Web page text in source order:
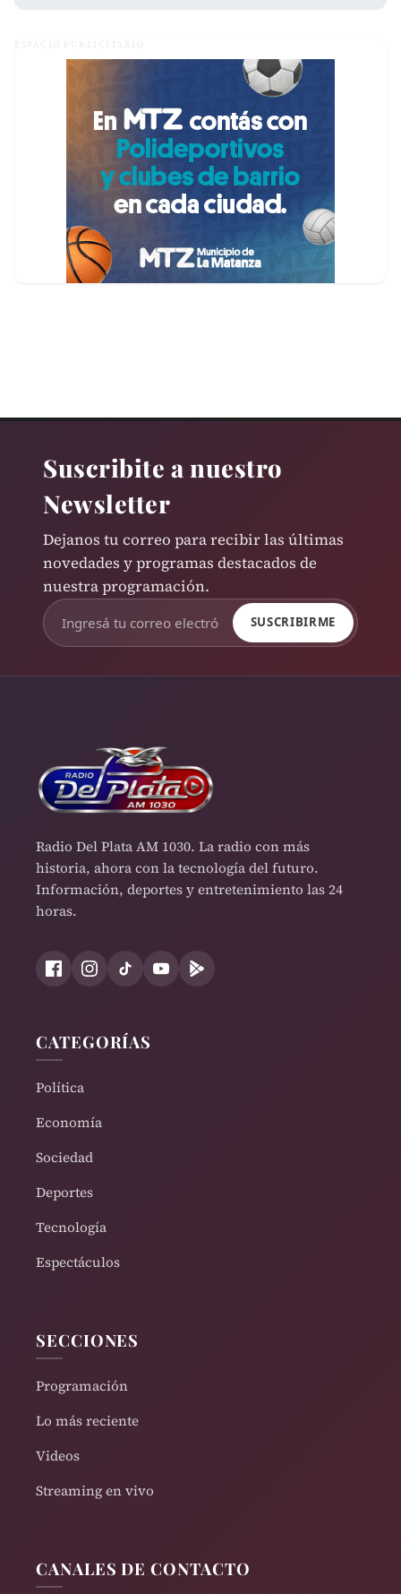
ESPACIO PUBLICITARIO
Suscribite a nuestro
Newsletter
Dejanos tu correo para recibir las últimas
novedades y programas destacados de
nuestra programación.
SUSCRIBIRME
Radio Del Plata AM 1030. La radio con más
historia, ahora con la tecnología del futuro.
Información, deportes y entretenimiento las 24
horas.
CATEGORÍAS
Política
Economía
Sociedad
Deportes
Tecnología
Espectáculos
SECCIONES
Programación
Lo más reciente
Videos
Streaming en vivo
CANALES DE CONTACTO